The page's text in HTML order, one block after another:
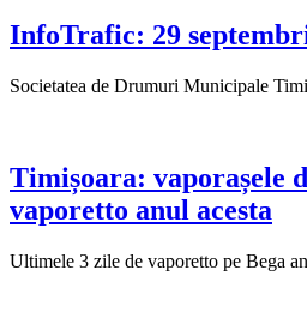
InfoTrafic: 29
Societatea de Drumuri Municipale
Timișoara: vaporașele
vaporetto anul acesta
Ultimele 3 zile de vaporetto pe Bega